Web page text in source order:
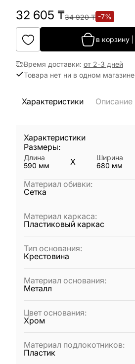
32 605 ₸34 920₸ -7%
в корзину|
Время доставки: от 2-3 дней
Товара нет ни в одном магазине
Характеристики Описание
Характеристики
Размеры:
Длина
590 мм X
Ширина
680 мм
Материал обивки:
Сетка
Материал каркаса:
Пластиковый каркас
Тип основания:
Крестовина
Материал основания:
Металл
Цвет основания:
Хром
Материал подлокотников:
Пластик